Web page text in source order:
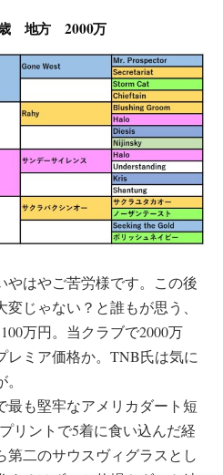
地方 2000万
はやご苦労様です。この後
じゃない？と誰もが思う、
万円。当クラブで2000万
レミア価格か。TNB氏は気に
も堅牢なアメリカダート短
リントで5着に食い込んだ経
第二のサウスヴィグラスとし